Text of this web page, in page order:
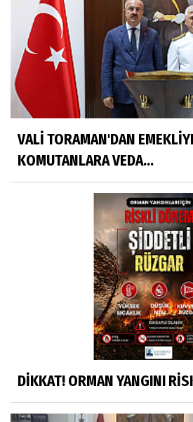
VALİ TORAMAN'DAN
KOMUTANLARA VEDA...
DİKKAT! ORMAN YANGINI